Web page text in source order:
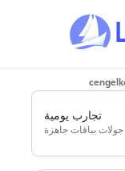
تجارب يومية
جولات بباقات جاهزة